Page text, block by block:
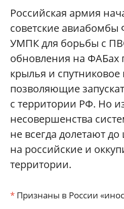
Российская армия
советские
УМПК для борьбы с
обновления на ФАБах
крылья и спутниковое
позволяющие
с территории РФ. Но
несовершенства
не всегда долетают
на российские и
территории.
* Признаны в России